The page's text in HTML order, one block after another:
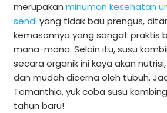
merupakan minuman kesehatan
sendiyang tidak bau prengus,
kemasannya yang sangat praktis
mana-mana. Selain itu, susu
secara organik ini kaya akan
dan mudah dicerna oleh tubuh.
Temanthia, yuk coba susu
tahun baru!